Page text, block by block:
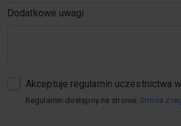
Dodatkowe uwagi
Akceptuje regulamin uczestnictwa
Regulamin dostępny na stronie:Strona z